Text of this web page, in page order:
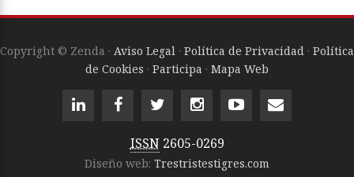
Copyright © Zenda · Aviso Legal · Política de Privacidad · Política
de Cookies · Participa · Mapa Web
ISSN 2605-0269
Diseño web: Trestristestigres.com